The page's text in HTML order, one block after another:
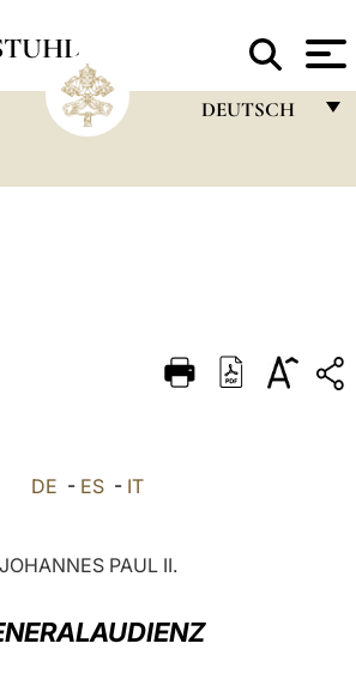
DEUTSCH
DEUTSCH
DE - ES - IT
JOHANNES PAUL II.